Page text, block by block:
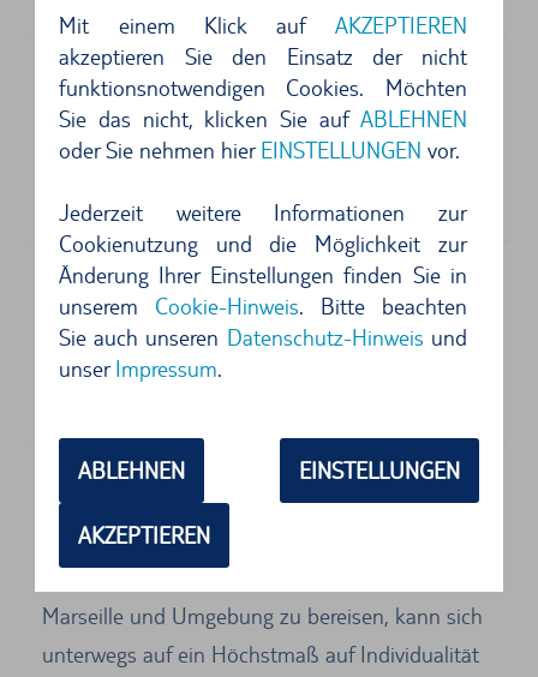
Mit einem Klick aufAKZEPTIEREN
akzeptieren Sie den Einsatz der nicht
funktionsnotwendigen Cookies. Möchten
Sie das nicht, klicken Sie aufABLEHNEN
oder Sie nehmen hierEINSTELLUNGEN vor.
Jederzeit weitere Informationen zur
Cookienutzung und die Möglichkeit zur
Änderung Ihrer Einstellungen finden Sie in
unserem Cookie-Hinweis. Bitte beachten
Sie auch unseren Datenschutz-Hinweis und
unserImpressum.
ABLEHNEN EINSTELLUNGEN
AKZEPTIEREN
Anschrift
Enterprise
31700
Marseille
Anschrift
Europcar
Aeroport De Marseille Provence
Erholung an der Côte d'Azur: Marseille
mit dem Mietwagen
Marseille und Umgebung zu bereisen, kann sich
unterwegs auf ein Höchstmaß auf Individualität